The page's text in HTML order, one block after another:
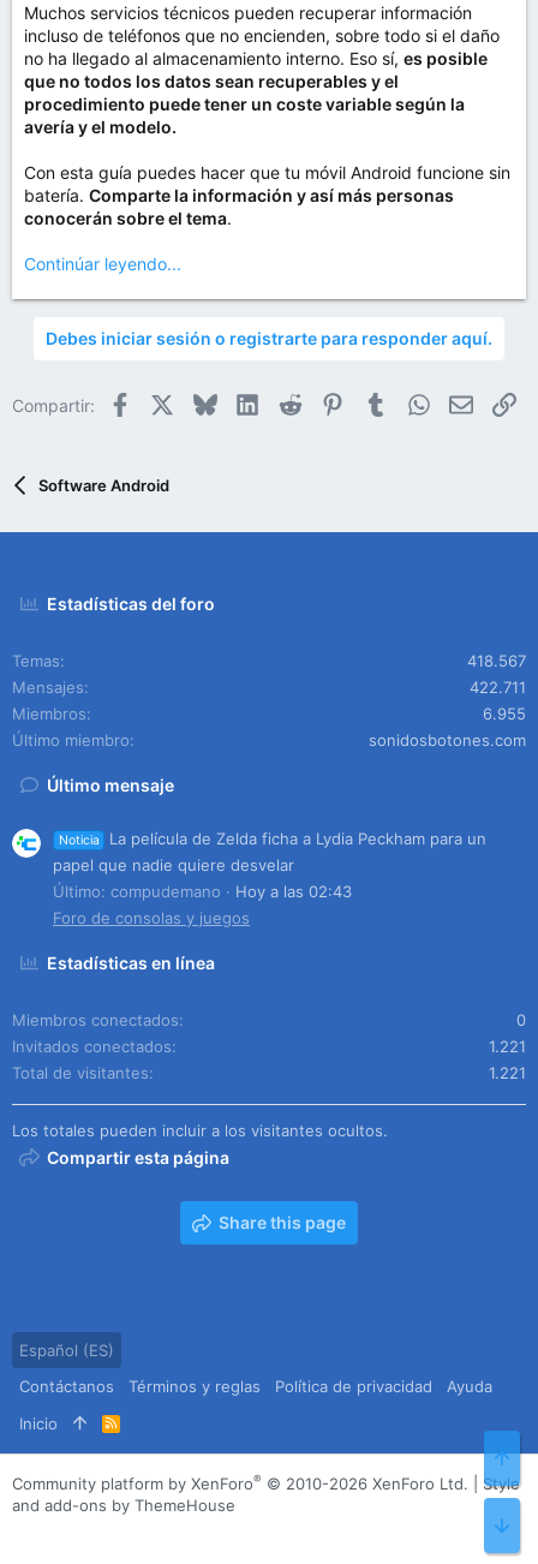
Muchos servicios técnicos pueden recuperar información
incluso de teléfonos que no encienden, sobre todo si el daño
no ha llegado al almacenamiento interno. Eso sí, es posible
que no todos los datos sean recuperables y el
procedimiento puede tener un coste variable según la
avería y el modelo.
Con esta guía puedes hacer que tu móvil Android funcione sin
batería. Comparte la información y así más personas
conocerán sobre el tema.
Continúar leyendo...
Debes iniciar sesión o registrarte para responder aquí.
Compartir: Facebook BlueskyLinkedIn
Reddit PinterestTumblrWhatsApp
Email
Software Android
Estadísticas del foro
Temas
418.567
Mensajes
422.711
Miembros
6.955
Último miembro
sonidosbotones.com
Último mensaje
Noticia
La película de Zelda ficha a Lydia Peckham para un
papel que nadie quiere desvelar
Último: compudemano
Hoy a las 02:43
Foro de consolas y juegos
Estadísticas en línea
Miembros conectados
0
Invitados conectados
1.221
Total de visitantes
1.221
Los totales pueden incluir a los visitantes ocultos.
Compartir esta página
Share this page
Español (ES)
Contáctanos
Términos y reglas Política de privacidad
Ayuda
Inicio
R
S
Community platform by XenForo® © 2010-2026 XenForo Ltd.
Style
and add-ons by ThemeHouse